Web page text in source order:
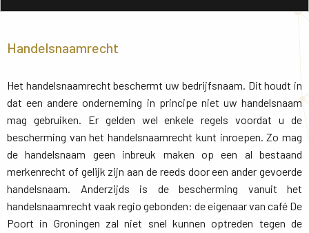
Handelsnaamrecht
Het handelsnaamrecht beschermt uw bedrijfsnaam. Dit houdt in
dat een andere onderneming in principe niet uw handelsnaam
mag gebruiken. Er gelden wel enkele regels voordat u de
bescherming van het handelsnaamrecht kunt inroepen. Zo mag
de handelsnaam geen inbreuk maken op een al bestaand
merkenrecht of gelijk zijn aan de reeds door een ander gevoerde
handelsnaam. Anderzijds is de bescherming vanuit het
handelsnaamrecht vaak regio gebonden: de eigenaar van café De
Poort in Groningen zal niet snel kunnen optreden tegen de